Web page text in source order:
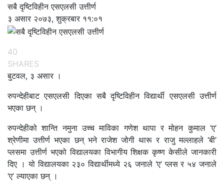
सबै दृष्टिविहीन एसएलसी उत्तीर्ण
३ असार २०७३, शुक्रबार ११:०१
40
SHARES
बुटवल, ३ असार ।
रुपन्देहीबाट एसएलसी दिएका सबै दृष्टिविहीन विद्यार्थी एसएलसी उत्तीर्ण
भएका छन् ।
रुपन्देहीको शान्ति नमुना उच्च माविका गणेश थापा र मोहन कुमाल ‘ए’
श्रेणीमा उत्तीर्ण भएका छन् भने राजेश जोगी थारू र राजु मल्लाहले ‘बी’
प्लसमा उत्तीर्ण भएको विद्यालयका विभागीय शिक्षक कृष्ण केसीले जानकारी
दिए । यो विद्यालयका २३० विद्यार्थीमध्ये २६ जनाले ‘ए’ प्लस र ५४ जनाले
‘ए’ ल्याएका छन् ।